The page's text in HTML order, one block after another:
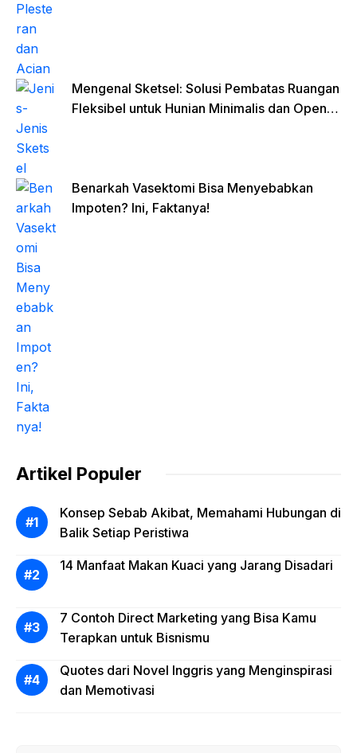
Mengenal Sketsel: Solusi Pembatas Ruangan
Fleksibel untuk Hunian Minimalis dan Open
Benarkah Vasektomi Bisa Menyebabkan
Impoten? Ini, Faktanya!
Artikel Populer
Konsep Sebab Akibat, Memahami Hubungan di
Balik Setiap Peristiwa
14 Manfaat Makan Kuaci yang Jarang Disadari
7 Contoh Direct Marketing yang Bisa Kamu
Terapkan untuk Bisnismu
Quotes dari Novel Inggris yang Menginspirasi
dan Memotivasi